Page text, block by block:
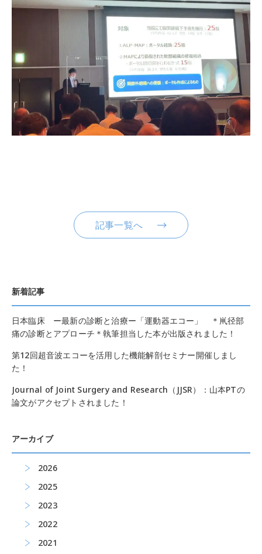
記事一覧へ
新着記事
日本臨床 ー最新の診断と治療ー「運動器エコー」 ＊鼡径部
痛の診断とアプローチ＊執筆担当した本が出版されました！
第12回超音波エコーを活用した機能解剖セミナー開催しまし
た！
Journal of Joint Surgery and Research（JJSR）：山本PTの
論文がアクセプトされました！
アーカイブ
2026
2025
2023
2022
2021